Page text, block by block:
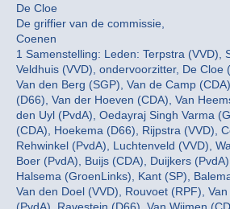
De Cloe
De griffier van de commissie,
Coenen
1 Samenstelling: Leden: Terpstra (VVD),
Veldhuis (VVD), ondervoorzitter, De Cloe
Van den Berg (SGP), Van de Camp
(D66), Van der Hoeven (CDA), Van
den Uyl (PvdA), Oedayraj Singh Varma
(CDA), Hoekema (D66), Rijpstra (VVD),
Rehwinkel (PvdA), Luchtenveld (VVD),
Boer (PvdA), Buijs (CDA), Duijkers
Halsema (GroenLinks), Kant (SP),
Van den Doel (VVD), Rouvoet (RPF),
(PvdA), Ravestein (D66), Van Wijmen